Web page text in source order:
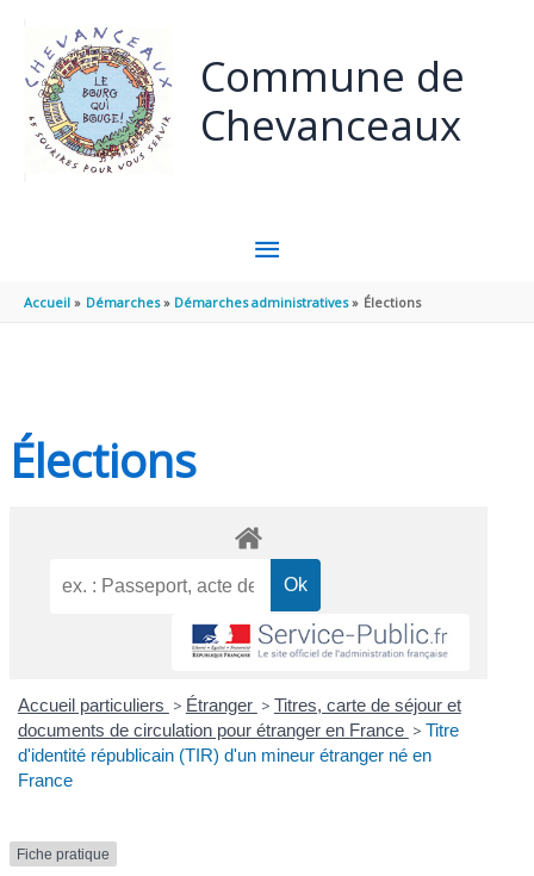
Commune de
Chevanceaux
MENU
PRINCIPAL
Accueil Démarches Démarches administratives Élections
Élections
Accueil particuliers > Étranger > Titres, carte de séjour et
documents de circulation pour étranger en France > Titre
d'identité républicain (TIR) d'un mineur étranger né en
France
Fiche pratique